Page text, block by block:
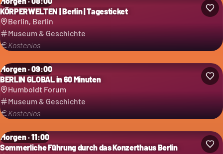
KÖRPERWELTEN | Berlin | Tagesticket
Berlin, Berlin
Museum & Geschichte
Kostenlos
Morgen · 09:00
BERLIN GLOBAL in 60 Minuten
Humboldt Forum
Museum & Geschichte
Kostenlos
Morgen · 11:00
Sommerliche Führung durch das Konzerthaus Berlin